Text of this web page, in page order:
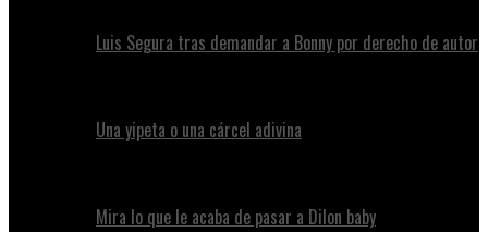
Luis Segura tras demandar a Bonny por derecho de autor
Una yipeta o una cárcel adivina
Mira lo que le acaba de pasar a Dilon baby